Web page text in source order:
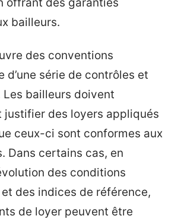
bailleurs.
des conventions
d’une série de contrôles et
Les bailleurs doivent
justifier des loyers appliqués
ceux-ci sont conformes aux
Dans certains cas, en
des conditions
des indices de référence,
de loyer peuvent être